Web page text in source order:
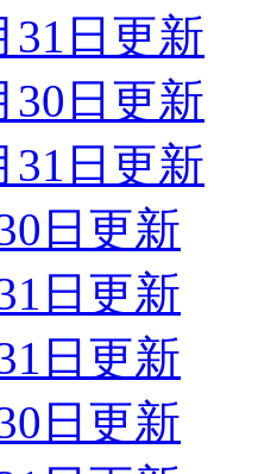
31日更新
30日更新
31日更新
日更新
日更新
日更新
日更新